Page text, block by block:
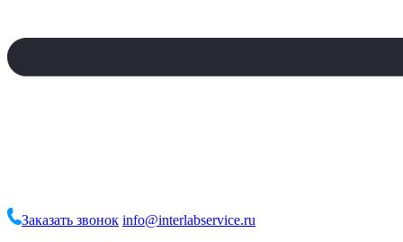
Заказать звонок info@interlabservice.ru